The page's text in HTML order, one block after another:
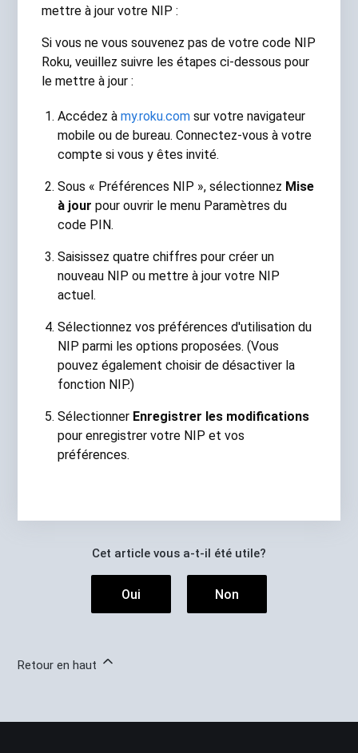
mettre à jour votre NIP :
Si vous ne vous souvenez pas de votre code NIP
Roku, veuillez suivre les étapes ci-dessous pour
le mettre à jour :
Accédez àmy.roku.com sur votre navigateur
mobile ou de bureau. Connectez-vous à votre
compte si vous y êtes invité.
Sous « Préférences NIP », sélectionnez Mise
à jour pour ouvrir le menu Paramètres du
code PIN.
Saisissez quatre chiffres pour créer un
nouveau NIP ou mettre à jour votre NIP
actuel.
Sélectionnez vos préférences d'utilisation du
NIP parmi les options proposées. (Vous
pouvez également choisir de désactiver la
fonction NIP.)
Sélectionner Enregistrer les modifications
pour enregistrer votre NIP et vos
préférences.
Cet article vous a-t-il été utile?
Oui Non
Retour en haut